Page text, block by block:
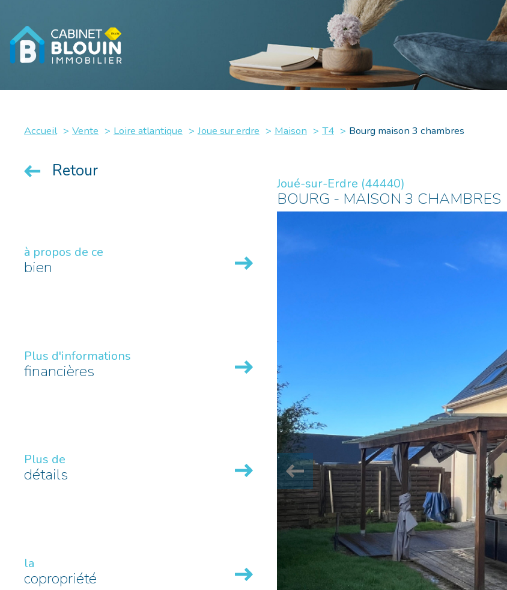
Accueil Vente Loire atlantique Joue sur erdre Maison T4 Bourg maison 3 chambres
Retour
Joué-sur-Erdre (44440)
BOURG - MAISON 3 CHAMBRES
à propos de ce
bien
Plus d'informations
financières
Plus de
détails
la
copropriété